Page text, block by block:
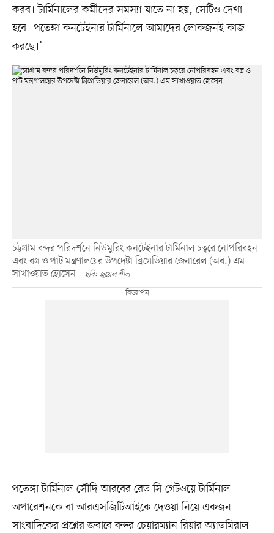
করব। টার্মিনালের কর্মীদের সমস্যা যাতে না হয়, সেটিও দেখা
হবে। পতেঙ্গা কনটেইনার টার্মিনালে আমাদের লোকজনই কাজ
করছে।’
চট্টগ্রাম বন্দর পরিদর্শনে নিউমুরিং কনটেইনার টার্মিনাল চত্বরে নৌপরিবহন
এবং বস্ত্র ও পাট মন্ত্রণালয়ের উপদেষ্টা ব্রিগেডিয়ার জেনারেল (অব.) এম
সাখাওয়াত হোসেন
ছবি: জুয়েল শীল
পতেঙ্গা টার্মিনাল সৌদি আরবের রেড সি গেটওয়ে টার্মিনাল
অপারেশনকে বা আরএসজিটিআইকে দেওয়া নিয়ে একজন
সাংবাদিকের প্রশ্নের জবাবে বন্দর চেয়ারম্যান রিয়ার অ্যাডমিরাল